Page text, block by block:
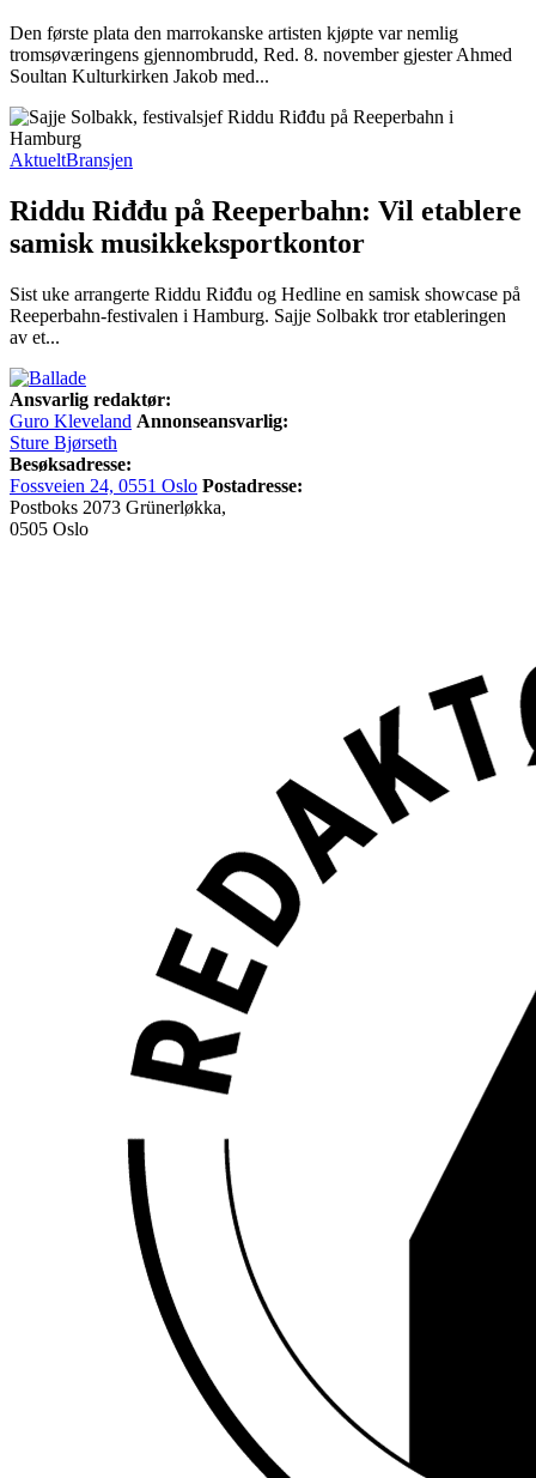
Den første plata den marrokanske artisten kjøpte var nemlig
tromsøværingens gjennombrudd, Red. 8. november gjester Ahmed
Soultan Kulturkirken Jakob med...
AktueltBransjen
Riddu Riđđu på Reeperbahn: Vil etablere
samisk musikkeksportkontor
Sist uke arrangerte Riddu Riđđu og Hedline en samisk showcase på
Reeperbahn-festivalen i Hamburg. Sajje Solbakk tror etableringen
av et...
Ansvarlig redaktør:
Guro Kleveland Annonseansvarlig:
Sture Bjørseth
Besøksadresse:
Fossveien 24, 0551 Oslo Postadresse:
Postboks 2073 Grünerløkka,
0505 Oslo